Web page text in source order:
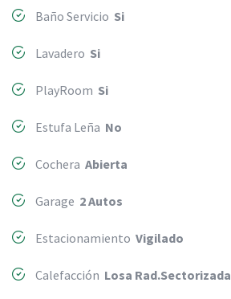
Baño Servicio Si
Lavadero Si
PlayRoom Si
Estufa Leña No
Cochera Abierta
Garage 2 Autos
Estacionamiento Vigilado
Calefacción Losa Rad.Sectorizada